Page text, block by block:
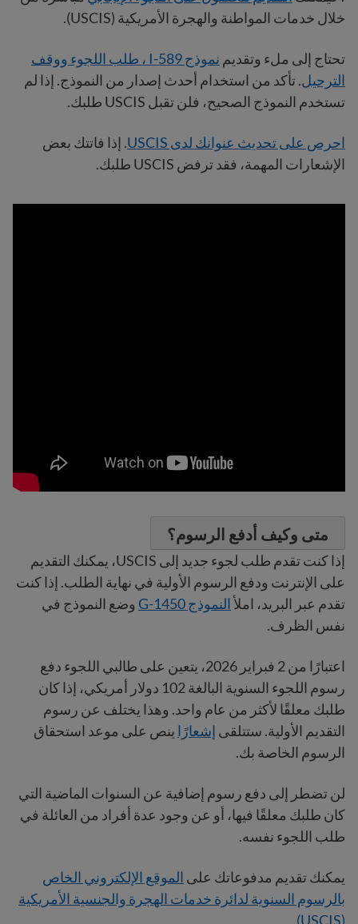
خلال خدمات المواطنة والهجرة الأمريكية (USCIS).
تحتاج إلى ملء وتقديم
نموذج I-589 ، طلب اللجوء ووقف
الترحيل. تأكد من استخدام أحدث إصدار من النموذج. إذا لم
تستخدم النموذج الصحيح، فلن تقبل USCIS طلبك.
احرص على تحديث عنوانك لدى USCIS
. إذا فاتتك بعض
الإشعارات المهمة، فقد ترفض USCIS طلبك.
متى وكيف أدفع الرسوم؟
إذا كنت تقدم طلب لجوء جديد إلى USCIS، يمكنك التقديم
على الإنترنت ودفع الرسوم الأولية في نهاية الطلب. إذا كنت
تقدم عبر البريد، املأالنموذج G-1450
وضع النموذج في
نفس الظرف.
اعتبارًا من 2 فبراير 2026، يتعين على طالبي اللجوء دفع
رسوم اللجوء السنوية البالغة 102 دولار أمريكي، إذا كان
طلبك معلقًا لأكثر من عام واحد. وهذا يختلف عن رسوم
التقديم الأولية. ستتلقى إشعارًا ينص على موعد استحقاق
الرسوم الخاصة بك.
لن تضطر إلى دفع رسوم إضافية عن السنوات الماضية التي
كان طلبك معلقًا فيها، أو عن وجود عدة أفراد من العائلة في
طلب اللجوء نفسه.
يمكنك تقديم مدفوعاتك على الموقع الإلكتروني الخاص
بالرسوم السنوية لدائرة خدمات الهجرة والجنسية الأمريكية
(USCIS).